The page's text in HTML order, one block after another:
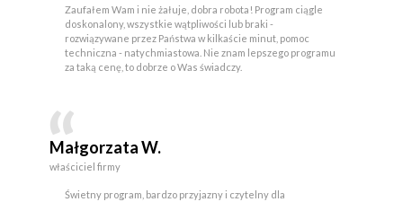
Zaufałem Wam i nie żałuje, dobra robota! Program ciągle
doskonalony, wszystkie wątpliwości lub braki -
rozwiązywane przez Państwa w kilkaście minut, pomoc
techniczna - natychmiastowa. Nie znam lepszego programu
za taką cenę, to dobrze o Was świadczy.
Małgorzata W.
właściciel firmy
Świetny program, bardzo przyjazny i czytelny dla